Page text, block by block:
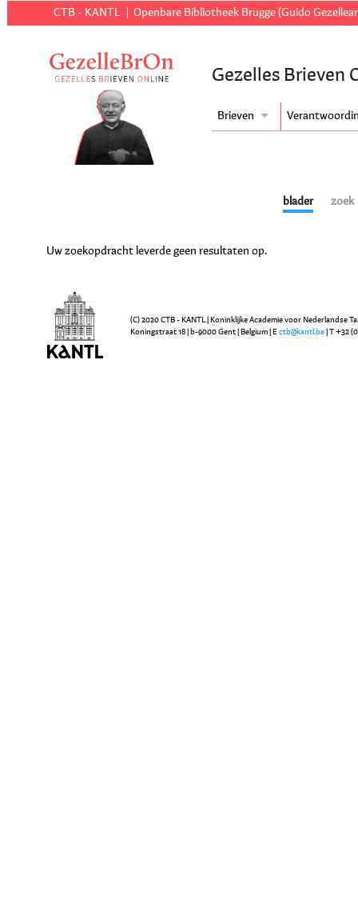
CTB - KANTL Openbare Bibliotheek Brugge (Guido
Gezelles Brieven
Brieven
blader zoek
Uw zoekopdracht leverde geen resultaten op.
(C) 2020 CTB - KANTL | Koninklijke Academie voor Nederlandse
Koningstraat 18 | b-9000 Gent | Belgium | E ctb@kantl.be | T +32